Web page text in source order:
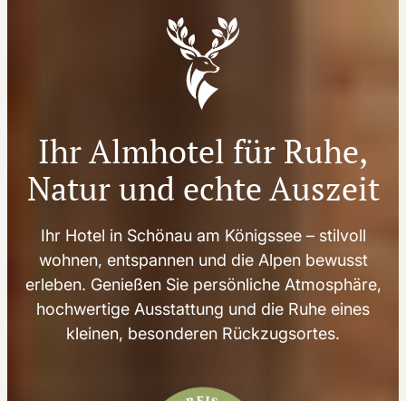
Ihr Almhotel für Ruhe,
Natur und echte Auszeit
Ihr Hotel in Schönau am Königssee – stilvoll
wohnen, entspannen und die Alpen bewusst
erleben. Genießen Sie persönliche Atmosphäre,
hochwertige Ausstattung und die Ruhe eines
kleinen, besonderen Rückzugsortes.